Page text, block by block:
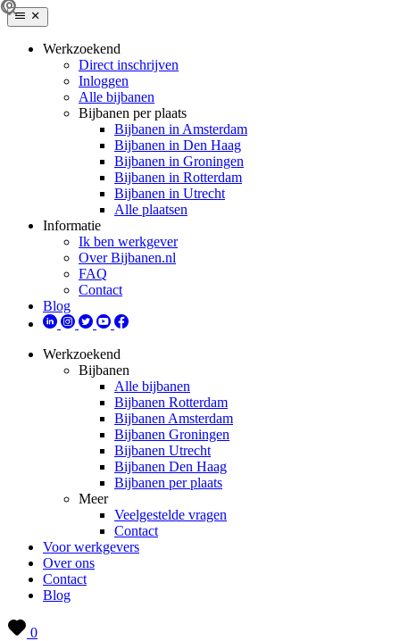
Werkzoekend
Direct inschrijven
Inloggen
Alle bijbanen
Bijbanen per plaats
Bijbanen in Amsterdam
Bijbanen in Den Haag
Bijbanen in Groningen
Bijbanen in Rotterdam
Bijbanen in Utrecht
Alle plaatsen
Informatie
Ik ben werkgever
Over Bijbanen.nl
FAQ
Contact
Blog
Werkzoekend
Bijbanen
Alle bijbanen
Bijbanen Rotterdam
Bijbanen Amsterdam
Bijbanen Groningen
Bijbanen Utrecht
Bijbanen Den Haag
Bijbanen per plaats
Meer
Veelgestelde vragen
Contact
Voor werkgevers
Over ons
Contact
Blog
0